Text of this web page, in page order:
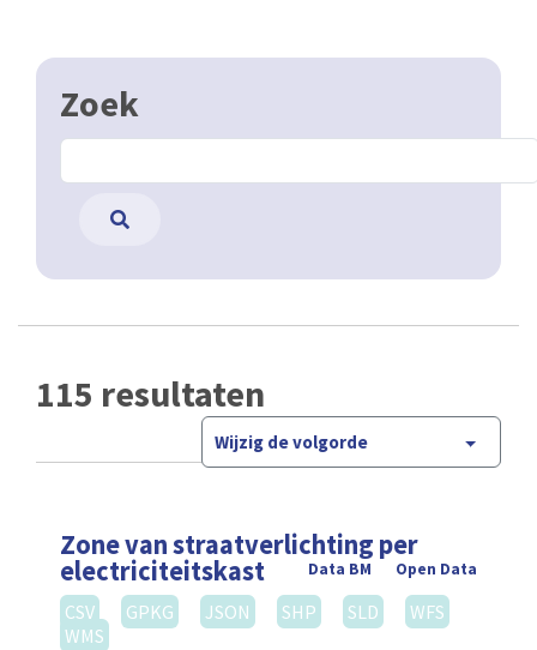
Zoek
115 resultaten
Wijzig de volgorde
Zone van straatverlichting per
electriciteitskast Open Data
Data BM
CSV GPKG JSON SHP SLD
WFS
WMS